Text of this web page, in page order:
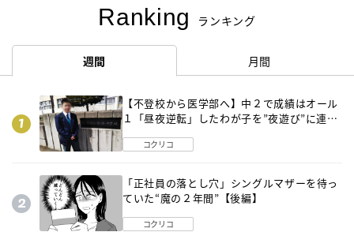
Ranking ランキング
週間 月間
【不登校から医学部へ】中２で成績はオール
１「昼夜逆転」したわが子を”夜遊び”に連れ
コクリコ
「正社員の落とし穴」シングルマザーを待っ
ていた“魔の２年間”【後編】
コクリコ